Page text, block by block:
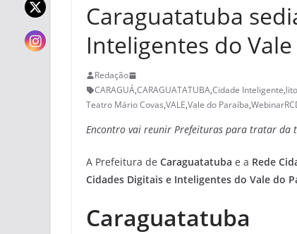
Caraguatatuba
Inteligentes do
Redação
CARAGUÁ,CARAGUATATUBA,Cidade Inteligente,
Teatro Mário Covas,VALE,Vale do Paraíba,
Encontro vai reunir Prefeituras para tratar da
A Prefeitura de Caraguatatuba e a Rede
Cidades Digitais e Inteligentes do Vale do
Caraguatatuba